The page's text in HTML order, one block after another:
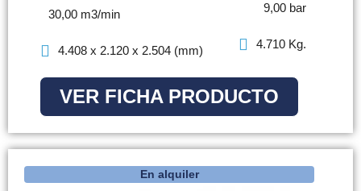
30,00 m3/min 9,00 bar
4.408 x 2.120 x 2.504 (mm) 4.710 Kg.
VER FICHA PRODUCTO
En alquiler